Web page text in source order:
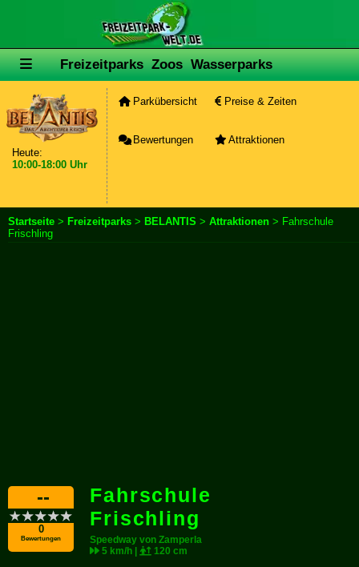
Freizeitparks Zoos Wasserparks
Heute:
10:00-18:00 Uhr
Parkübersicht Preise & Zeiten
Bewertungen Attraktionen
Startseite > Freizeitparks > BELANTIS > Attraktionen > Fahrschule
Frischling
--
0
Bewertungen
Fahrschule
Frischling
Speedway von Zamperla
5 km/h |
120 cm